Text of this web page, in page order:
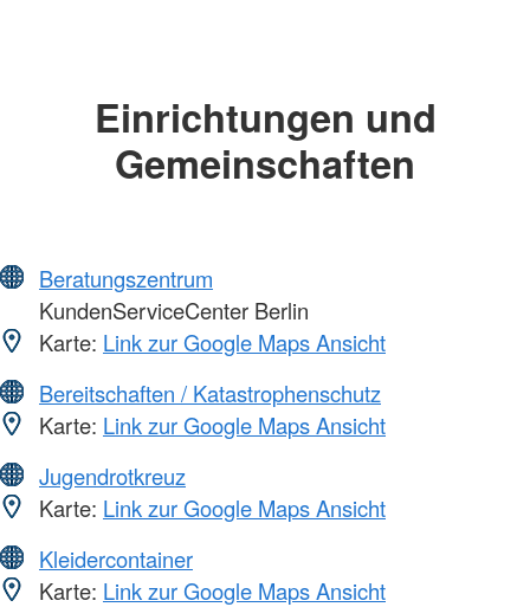
Einrichtungen und
Gemeinschaften
Beratungszentrum
KundenServiceCenter Berlin
Karte: Link zur Google Maps Ansicht
Bereitschaften / Katastrophenschutz
Karte: Link zur Google Maps Ansicht
Jugendrotkreuz
Karte: Link zur Google Maps Ansicht
Kleidercontainer
Karte: Link zur Google Maps Ansicht